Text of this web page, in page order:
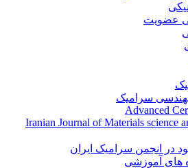
عضویت
سرامیک
Advanced
Iranian Journal of Materials science
در انجمن سرامیک ایران
های آموزشی